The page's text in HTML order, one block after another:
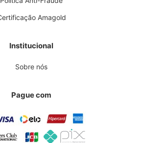
Amagold
Institucional
Sobre nós
Pague com